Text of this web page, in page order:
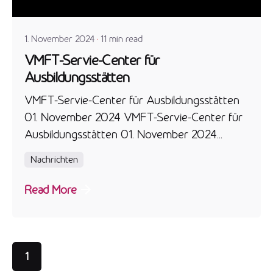
1. November 2024 11 min read
VMFT-Servie-Center für
Ausbildungsstätten
VMFT-Servie-Center für Ausbildungsstätten
01. November 2024 VMFT-Servie-Center für
Ausbildungsstätten 01. November 2024...
Nachrichten
Read More
1